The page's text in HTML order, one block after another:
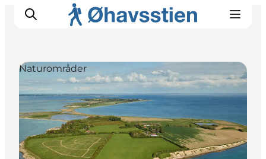
Inspiration
Vandreruter
Planlægning
Naturområder